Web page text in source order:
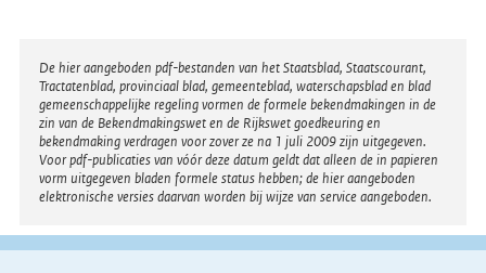
Disclaimer
De hier aangeboden pdf-bestanden van het Staatsblad, Staatscourant,
Tractatenblad, provinciaal blad, gemeenteblad, waterschapsblad en blad
gemeenschappelijke regeling vormen de formele bekendmakingen in de
zin van de Bekendmakingswet en de Rijkswet goedkeuring en
bekendmaking verdragen voor zover ze na 1 juli 2009 zijn uitgegeven.
Voor pdf-publicaties van vóór deze datum geldt dat alleen de in papieren
vorm uitgegeven bladen formele status hebben; de hier aangeboden
elektronische versies daarvan worden bij wijze van service aangeboden.